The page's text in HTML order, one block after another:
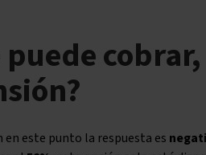
puede
en este punto la respuesta es